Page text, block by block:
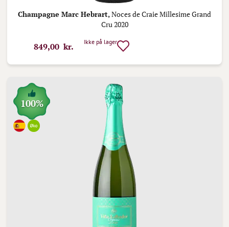
Champagne Marc Hebrart, Noces de Craie Millesime Grand
Cru 2020
849,00 kr. Ikke på lager
100%